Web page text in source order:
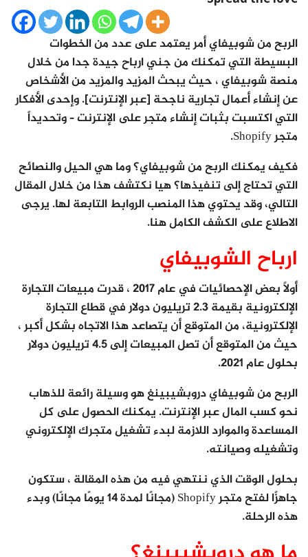
الربح من شوبيفاي أمر يعتمد على عدد من الخطوات
البسيطة التي تمكنك من جني ارباح جيدة جدا من خلال
منصة شوبيفاي ، حيث يبحث المزيد والمزيد من الأشخاص
عن إنشاء أعمال تجارية ناجحة [عبر الإنترنت]. وإحدى الأفكار
التي اكتسبت بثبات إنشاء متجر على الإنترنت – وتحديداً
متجر Shopify.
فكيف يمكنك الربح من شوبيفاي؟ وما هي الحيل والنصائح
التي تحتاج إلى تنفيذها؟ هيا نكتشف هذا من خلال المقال
التالي، وقد يحتوي هذا المنصب الروابط التابعة لها. يرجى
الاطلاع على الكشف الكامل هنا.
ارباح الشوبيفاي
أولاً بعض الإحصائيات في عام 2017 ، قدرت مبيعات التجارة
الإلكترونية بقيمة 2.3 تريليون دولار في قطاع التجارة
الإلكترونية، من المتوقع أن يتصاعد هذا الاتجاه بشكل أكبر ،
حيث من المتوقع أن تصل المبيعات إلى 4.5 تريليون دولار
بحلول عام 2021.
الربح من شوبيفاي دروبشيبينغ هو وسيلة رائعة للذهاب
نحو كسب المال عبر الإنترنت. يمكنك الحصول على كل
المساعدة والموارد اللازمة لبدء تشغيل متجرك الإلكتروني
وتشغيله وصيانته.
بحلول الوقت الذي ننتهي فيه من هذه المقالة ، ستكون
جاهزًا لفتح متجر Shopify (مجانًا لمدة 14 يومًا مجانًا) وبدء
هذه الرحلة.